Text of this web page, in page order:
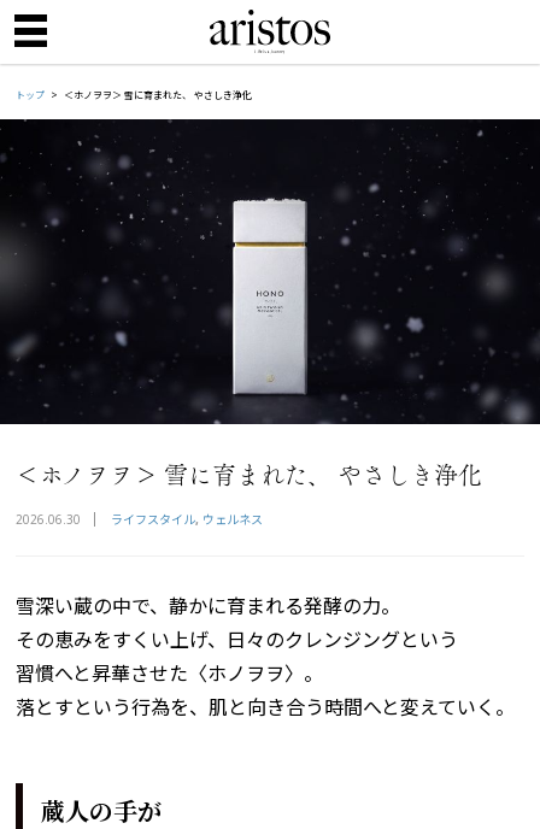
トップ ＜ホノヲヲ＞ 雪に育まれた、 やさしき浄化
＜ホノヲヲ＞ 雪に育まれた、 やさしき浄化
2026.06.30 ライフスタイル ウェルネス
雪深い蔵の中で、静かに育まれる発酵の力。
その恵みをすくい上げ、日々のクレンジングという
習慣へと昇華させた〈ホノヲヲ〉。
落とすという行為を、肌と向き合う時間へと変えていく。
蔵人の手が